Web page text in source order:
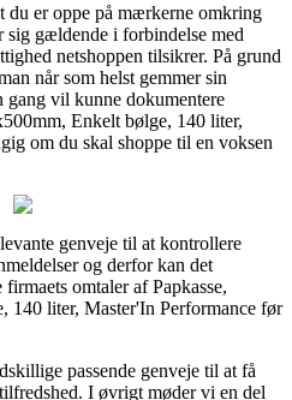
du er oppe på mærkerne omkring
sig gældende i forbindelse med
netshoppen tilsikrer. På grund
når som helst gemmer sin
gang vil kunne dokumentere
Enkelt bølge, 140 liter,
om du skal shoppe til en voksen
genveje til at kontrollere
og derfor kan det
omtaler af Papkasse,
140 liter, Master'In Performance før
passende genveje til at få
I øvrigt møder vi en del